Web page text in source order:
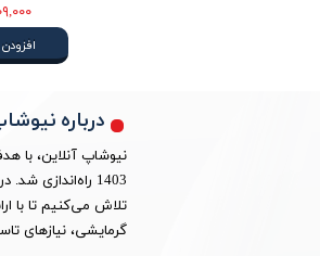
درباره
نیوشاپ آنلاین، با
1403
تلاش می‌کنیم تا با
گرمایشی، نیازهای